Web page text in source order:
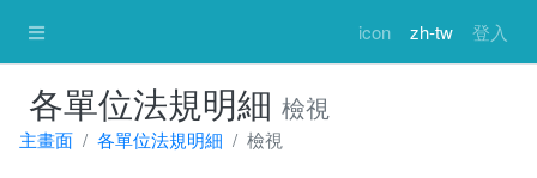
icon zh-tw 登入
各單位法規明細 檢視
主畫面 各單位法規明細 檢視